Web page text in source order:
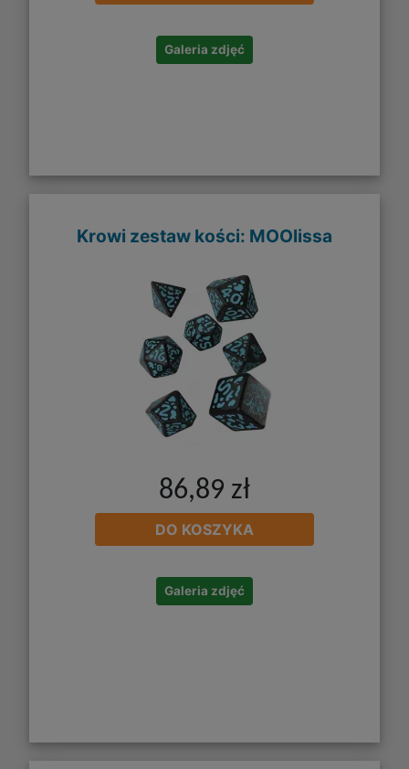
Galeria zdjęć
Krowi zestaw kości: MOOlissa
86,89 zł
DO KOSZYKA
Galeria zdjęć